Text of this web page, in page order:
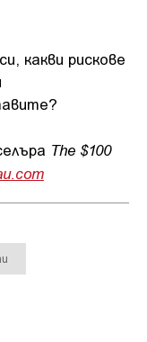
какви рискове
The $100